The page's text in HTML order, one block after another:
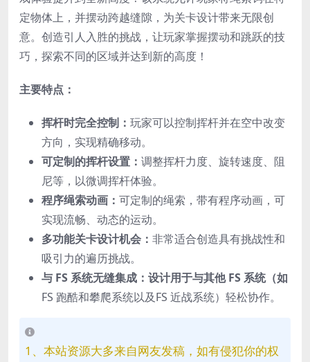
定物体上，并摆动跨越缝隙，为关卡设计带来无限创
意。创造引人入胜的挑战，让玩家掌握摆动和跳跃的技
巧，探索不同的区域并达到新的高度！
主要特点：
挥杆时完全控制： 玩家可以控制挥杆并在空中改变
方向，实现精确移动。
可定制的挥杆设置： 调整挥杆力度、旋转速度、阻
尼等，以微调挥杆体验。
程序绳索动画： 可定制的绳索，带有程序动画，可
实现流畅、动态的运动。
多功能关卡设计机会： 非常适合创造具有挑战性和
吸引力的遍历挑战。
与 FS 系统无缝集成：设计用于与其他 FS 系统（如
FS 跑酷和攀爬系统以及FS 近战系统）轻松协作。
1、本站资源大多来自网友发稿，如有侵犯你的权